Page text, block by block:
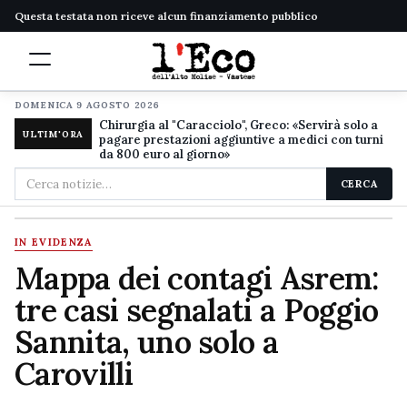
Questa testata non riceve alcun finanziamento pubblico
DOMENICA 9 AGOSTO 2026
ULTIM'ORA
Chirurgia al "Caracciolo", Greco: «Servirà solo a
pagare prestazioni aggiuntive a medici con turni
da 800 euro al giorno»
Cerca
nel
sito
CERCA
IN EVIDENZA
Mappa dei contagi Asrem:
tre casi segnalati a Poggio
Sannita, uno solo a
Carovilli